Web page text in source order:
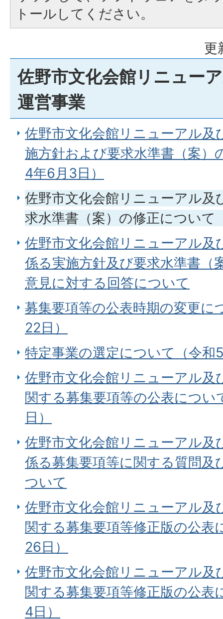
トールしてください。
更
佐野市文化会館リニュー
運営事業
佐野市文化会館リニューアル及
施方針および要求水準書（案）
4年6月3日）
佐野市文化会館リニューアル及
求水準書（案）の修正について
佐野市文化会館リニューアル及
係る実施方針及び要求水準書（
意見に対する回答について
募集要項等の公表時期の変更に
22日）
特定事業の選定について（令和
佐野市文化会館リニューアル及
関する募集要項等の公表につ
日）
佐野市文化会館リニューアル及
係る募集要項等に関する質問及
ついて
佐野市文化会館リニューアル及
関する募集要項等修正版の公表
26日）
佐野市文化会館リニューアル及
関する募集要項等修正版の公表
4日）